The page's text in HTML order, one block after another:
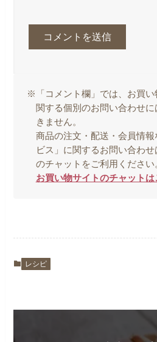
※「コメント欄」では、お買い
関する個別のお問い合わせ
きません。
商品の注文・配送・会員情
ビス」に関するお問い合わ
のチャットをご利用ください
お買い物サイトのチャットは
レシピ